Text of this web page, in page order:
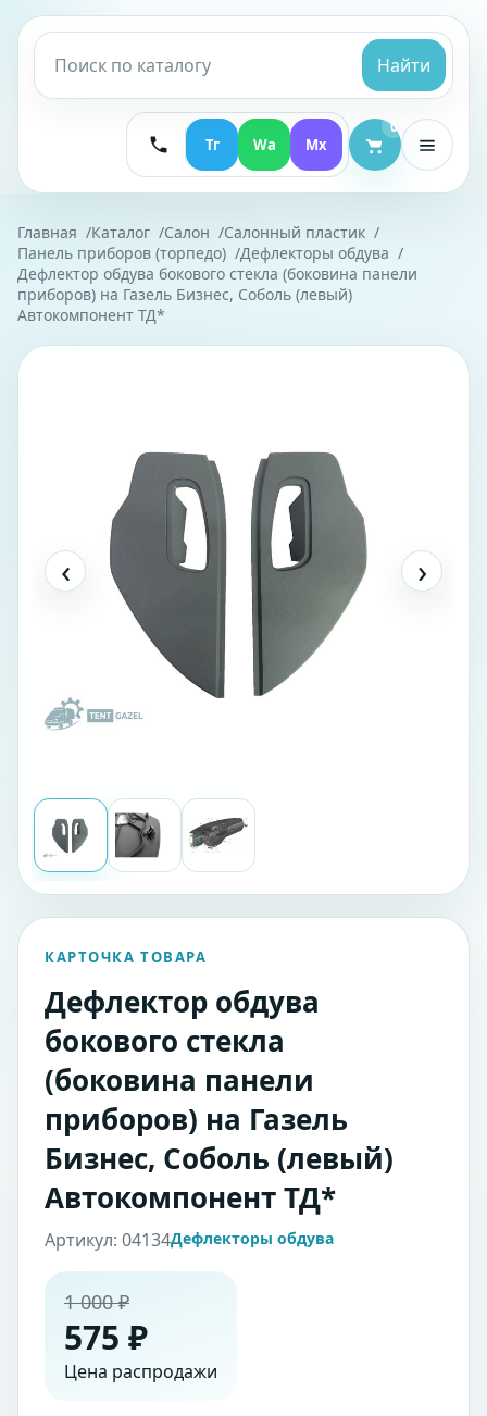
Найти
Тг Wa Mx
0
Главная Каталог Салон
Салонный пластик
Панель приборов (торпедо)
Дефлекторы обдува
Дефлектор обдува бокового стекла (боковина панели
приборов) на Газель Бизнес, Соболь (левый)
Автокомпонент ТД*
‹ ›
КАРТОЧКА ТОВАРА
Дефлектор обдува
бокового стекла
(боковина панели
приборов) на Газель
Бизнес, Соболь (левый)
Автокомпонент ТД*
Артикул: 04134Дефлекторы обдува
1 000 ₽
575 ₽
Цена распродажи